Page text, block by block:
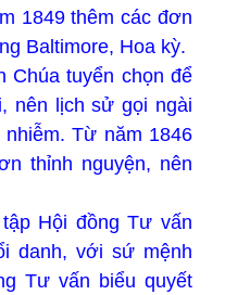
1849 thêm các đơn
Baltimore, Hoa kỳ.
tuyển chọn để
nên lịch sử gọi ngài
Từ năm 1846
thỉnh nguyện, nên
Hội đồng Tư vấn
danh, với sứ mệnh
Tư vấn biểu quyết